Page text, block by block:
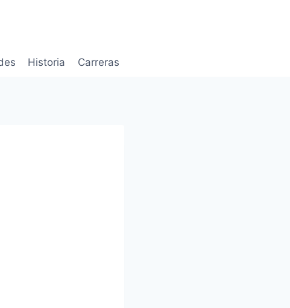
Historia Carreras